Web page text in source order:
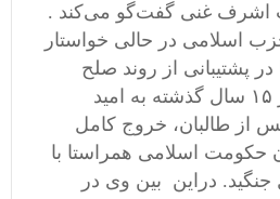
اشرف غنی گفت‌گو می‌کند .
اسلامی در حالی خواستار
پشتیبانی از روند صلح
افغانستان است که در ۱۵ سال گذشته به امید
از طالبان، خروج کامل
حکومت اسلامی همراستا با
جنگید. دراین بین وی در